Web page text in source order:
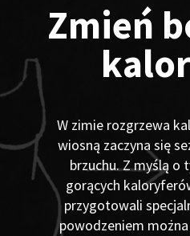
Zmień
W zimie rozgrzewa
wiosną zaczyna się
brzuchu. Z myślą o
gorących
przygotowali
powodzeniem